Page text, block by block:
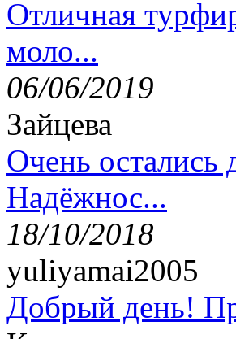
Отличная
моло...
06/06/2019
Зайцева
Очень остались
Надёжнос...
18/10/2018
yuliyamai2005
Добрый день!